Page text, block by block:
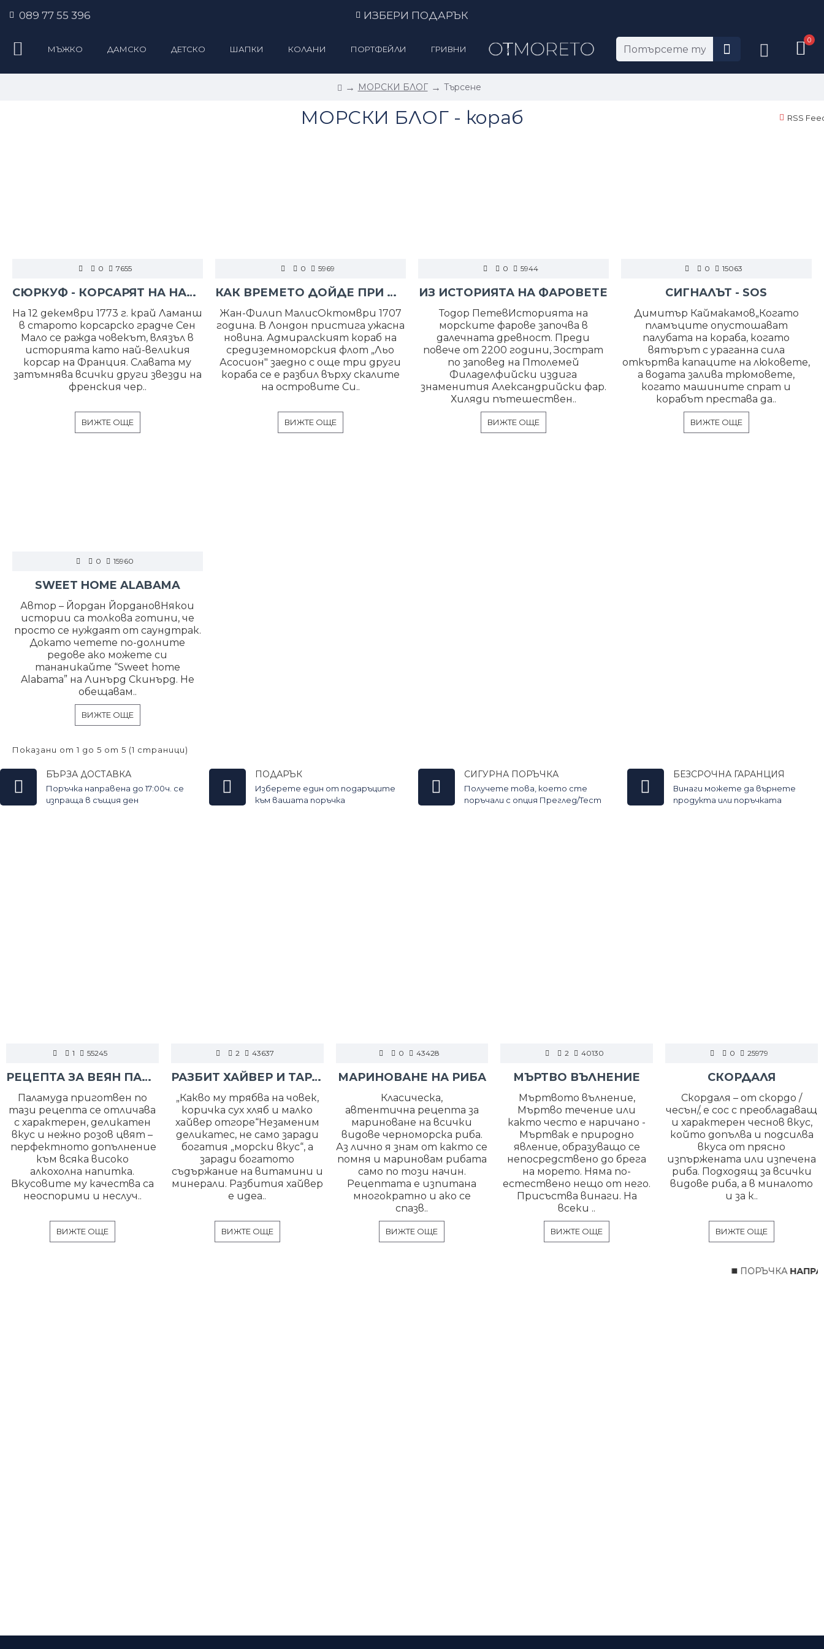
089 77 55 396 ИЗБЕРИ ПОДАРЪК
МЪЖКО ДАМСКО ДЕТСКО ШАПКИ КОЛАНИ ПОРТФЕЙЛИ ГРИВНИ
0
МОРСКИ БЛОГ Търсене
МОРСКИ БЛОГ - кораб RSS
0 7655
СЮРКУФ - КОРСАРЯТ НА НАПОЛЕОН
На 12 декември 1773 г. край Ламанш
в старото корсарско градче Сен
Мало се ражда човекът, влязъл в
историята като най-великия
корсар на Франция. Славата му
затъмнява всички други звезди на
френския чер..
ВИЖТЕ ОЩЕ
0 5969
КАК ВРЕМЕТО ДОЙДЕ ПРИ МОРЯЦИТЕ
Жан-Филип МалисОктомври 1707
година. В Лондон пристига ужасна
новина. Адмиралският кораб на
средиземноморския флот „Льо
Асосион" заедно с още три други
кораба се е разбил върху скалите
на островите Си..
ВИЖТЕ ОЩЕ
0 5944
ИЗ ИСТОРИЯТА НА ФАРОВЕТЕ
Тодор ПетевИсторията на
морските фарове започва в
далечната древност. Преди
повече от 2200 години, Зострат
по заповед на Птолемей
Филаделфийски издига
знаменития Александрийски фар.
Хиляди пътешествен..
ВИЖТЕ ОЩЕ
0 15063
СИГНАЛЪТ - SOS
Димитър Каймакамов„Когато
пламъците опустошават
палубата на кораба, когато
вятърът с ураганна сила
откъртва капаците на люковете,
а водата залива трюмовете,
когато машините спрат и
корабът престава да..
ВИЖТЕ ОЩЕ
0 15960
SWEET HOME ALABAMA
Автор – Йордан ЙордановНякои
истории са толкова готини, че
просто се нуждаят от саундтрак.
Докато четете по-долните
редове ако можете си
тананикайте “Sweet home
Alabama” на Линърд Скинърд. Не
обещавам..
ВИЖТЕ ОЩЕ
Показани от 1 до 5 от 5 (1 страници)
БЪРЗА ДОСТАВКА
Поръчка направена до 17:00ч. се
изпраща в същия ден
ПОДАРЪК
Изберете един от подаръците
към вашата поръчка
СИГУРНА ПОРЪЧКА
Получете това, което сте
поръчали с опция Преглед/Тест
БЕЗСРОЧНА ГАРАНЦИЯ
Винаги можете да върнете
продукта или поръчката
1 55245
РЕЦЕПТА ЗА ВЕЯН ПАЛАМУД
Паламуда приготвен по
тази рецепта се отличава
с характерен, деликатен
вкус и нежно розов цвят –
перфектното допълнение
към всяка високо
алкохолна напитка.
Вкусовите му качества са
неоспорими и неслуч..
ВИЖТЕ ОЩЕ
2 43637
РАЗБИТ ХАЙВЕР И ТАРАМА
„Какво му трябва на човек,
коричка сух хляб и малко
хайвер отгоре“Незаменим
деликатес, не само заради
богатия „морски вкус“, а
заради богатото
съдържание на витамини и
минерали. Разбития хайвер
е идеа..
ВИЖТЕ ОЩЕ
0 43428
МАРИНОВАНЕ НА РИБА
Класическа,
автентична рецепта за
мариноване на всички
видове черноморска риба.
Аз лично я знам от както се
помня и мариновам рибата
само по този начин.
Рецептата е изпитана
многократно и ако се
спазв..
ВИЖТЕ ОЩЕ
2 40130
МЪРТВО ВЪЛНЕНИЕ
Мъртвото вълнение,
Мъртво течение или
както често е наричано -
Мъртвак е природно
явление, образуващо се
непосредствено до брега
на морето. Няма по-
естествено нещо от него.
Присъства винаги. На
всеки ..
ВИЖТЕ ОЩЕ
0 25979
СКОРДАЛЯ
Скордаля – от скордо /
чесън/, е сос с преобладаващ
и характерен чеснов вкус,
който допълва и подсилва
вкуса от прясно
изпържената или изпечена
риба. Подходящ за всички
видове риба, а в миналото
и за к..
ВИЖТЕ ОЩЕ
◼️ ПОРЪЧКА